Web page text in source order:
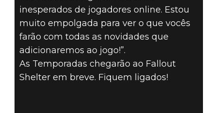
inesperados de jogadores online. Estou
muito empolgada para ver o que vocês
farão com todas as novidades que
adicionaremos ao jogo!”.
As Temporadas chegarão ao Fallout
Shelter em breve. Fiquem ligados!